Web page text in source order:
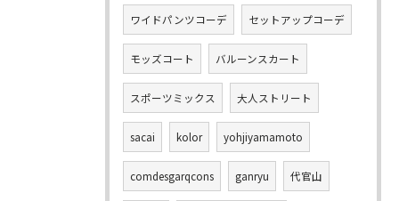
ワイドパンツコーデ セットアップコーデ
モッズコート バルーンスカート
スポーツミックス 大人ストリート
sacai kolor yohjiyamamoto
comdesgarqcons ganryu 代官山